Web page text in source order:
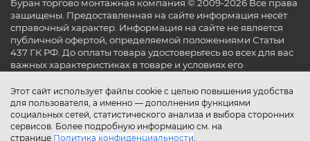
Этот сайт использует файлы cookie с целью повышения удобства
для пользователя, а именно — дополнения функциями
социальных сетей, статистического анализа и выбора сторонних
сервисов. Более подробную информацию см. на
странице Политика конфиденциальности.
Буран торгово монтажная компания © 2009-2026 Все права
защищены. Предоставленная на сайте информация несёт
справочный характер. Информация на сайте не является
публичной офертой, определяемой положениями Статьи
437 ГК РФ. До оплаты товара удостоверьтесь во всех для вас
важных характеристиках в товаре и условиях его